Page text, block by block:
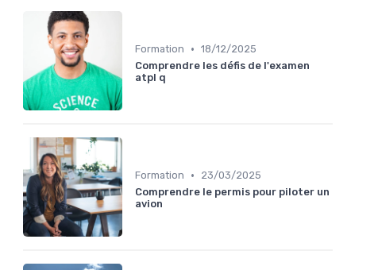
Formation • 18/12/2025
Comprendre les défis de l'examen
atpl q
Formation •
23/03/2025
Comprendre le permis pour piloter un
avion